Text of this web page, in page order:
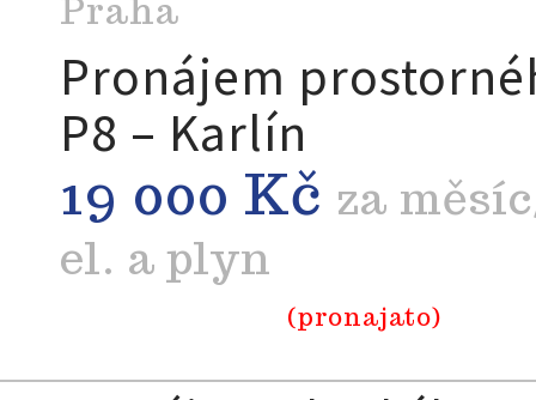
Praha
Pronájem
P8 – Karlín
19 000 Kč za
el. a plyn
(pronajato)